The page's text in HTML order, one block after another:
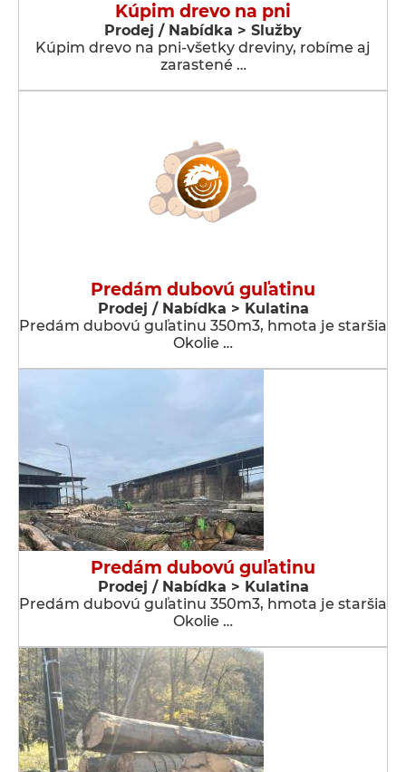
Kúpim drevo na pni
Prodej / Nabídka > Služby
Kúpim drevo na pni-všetky dreviny, robíme aj
zarastené …
Predám dubovú guľatinu
Prodej / Nabídka > Kulatina
Predám dubovú guľatinu 350m3, hmota je staršia
Okolie …
Predám dubovú guľatinu
Prodej / Nabídka > Kulatina
Predám dubovú guľatinu 350m3, hmota je staršia
Okolie …